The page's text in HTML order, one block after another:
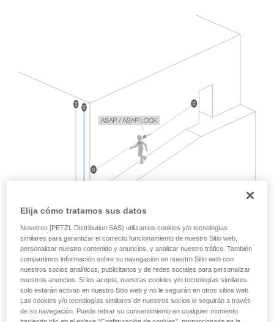
consultarlo. Usted debe comprender la
información de la ficha técnica para poder
comprender este complemento informativo.
Dominar estas técnicas requiere una formación
y un entrenamiento específico. Confirme a
través de un profesional su capacidad para
ejecutar estas técnicas, solo y con total
seguridad, antes de ejecutarlas de forma
autónoma.
Damos ejemplos de técnicas relacionadas con
su actividad. Pueden existir otras que no
describimos aquí.
La norma EN 12841, que contempla las utilizaciones de
Elija cómo tratamos sus datos
Nosotros [PETZL Distribution SAS) utilizamos cookies y/o tecnologías
similares para garantizar el correcto funcionamiento de nuestro Sitio web,
personalizar nuestro contenido y anuncios, y analizar nuestro tráfico. También
compartimos información sobre su navegación en nuestro Sitio web con
nuestros socios analíticos, publicitarios y de redes sociales para personalizar
nuestros anuncios. Si los acepta, nuestras cookies y/o tecnologías similares
solo estarán activas en nuestro Sitio web y no le seguirán en otros sitios web.
Las cookies y/o tecnologías similares de nuestros socios le seguirán a través
de su navegación. Puede retirar su consentimiento en cualquier momento